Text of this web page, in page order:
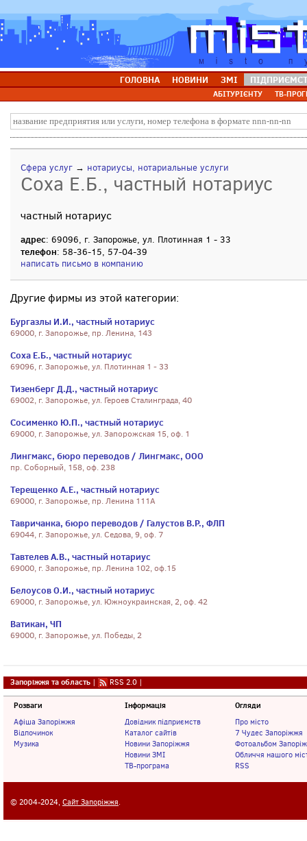
ГОЛОВНА НОВИНИ ЗМІ
АБІТУРІЄНТУ ТВ-
Сфера услуг → нотариусы, нотариальные услуги
Соха Е.Б., частный нотариус
частный нотариус
адрес: 69096, г. Запорожье, ул. Плотинная 1 - 33
телефон: 58-36-15, 57-04-39
написать письмо в компанию
Другие фирмы из этой категории:
Бургазлы И.И., частный нотариус
69000, г. Запорожье, пр. Ленина, 143
Соха Е.Б., частный нотариус
69096, г. Запорожье, ул. Плотинная 1 - 33
Тизенберг Д.Д., частный нотариус
69002, г. Запорожье, ул. Героев Сталинграда, 40
Сосименко Ю.П., частный нотариус
69000, г. Запорожье, ул. Запорожская 15, оф. 1
Лингмакс, бюро переводов / Лингмакс, ООО
пр. Соборный, 158, оф. 238
Терещенко А.Е., частный нотариус
69000, г. Запорожье, пр. Ленина 111А
Тавричанка, бюро переводов / Галустов В.Р., ФЛП
69044, г. Запорожье, ул. Седова, 9, оф. 7
Тавтелев А.В., частный нотариус
69000, г. Запорожье, пр. Ленина 102, оф.15
Белоусов О.И., частный нотариус
69000, г. Запорожье, ул. Южноукраинская, 2, оф. 42
Ватикан, ЧП
69000, г. Запорожье, ул. Победы, 2
Запоріжжя та область | RSS 2.0 |
Розваги
Афіша Запоріжжя
Відпочинок
Музика
Інформація
Довідник підприємств
Каталог сайтів
Новини Запоріжжя
Новини ЗМІ
ТВ-програма
Огляди
Про місто
7 Чудес Запоріжжя
Фотоальбом
Обличчя нашого
RSS
© 2004-2024, Сайт Запоріжжя.